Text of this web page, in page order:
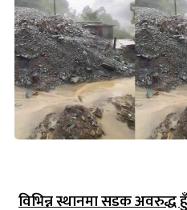
विभिन्न स्थानमा सडक अवरुद्ध